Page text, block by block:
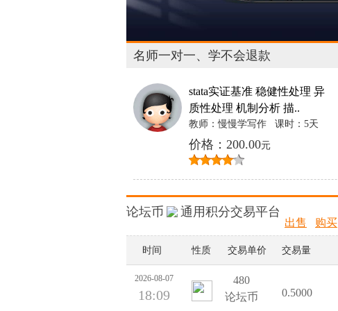
名师一对一、学不会退款
stata实证基准 稳健性处理 异
质性处理 机制分析 描..
教师：慢慢学写作 课时：5天
价格：200.00元
购买
出售
论坛币 通用积分交易平台
时间 性质 交易单价 交易量
2026-08-07
18:09
480
论坛币
0.5000